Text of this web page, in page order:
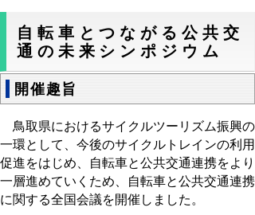
自転車とつながる公共交
通の未来シンポジウム
開催趣旨
鳥取県におけるサイクルツーリズム振興の
一環として、今後のサイクルトレインの利用
促進をはじめ、自転車と公共交通連携をより
一層進めていくため、自転車と公共交通連携
に関する全国会議を開催しました。